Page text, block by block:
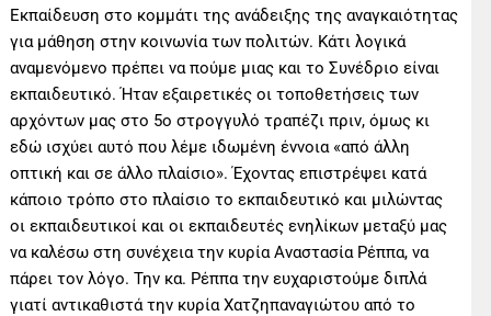
Εκπαίδευση στο κομμάτι της ανάδειξης της αναγκαιότητας
για μάθηση στην κοινωνία των πολιτών. Κάτι λογικά
αναμενόμενο πρέπει να πούμε μιας και το Συνέδριο είναι
εκπαιδευτικό. Ήταν εξαιρετικές οι τοποθετήσεις των
αρχόντων μας στο 5ο στρογγυλό τραπέζι πριν, όμως κι
εδώ ισχύει αυτό που λέμε ιδωμένη έννοια «από άλλη
οπτική και σε άλλο πλαίσιο». Έχοντας επιστρέψει κατά
κάποιο τρόπο στο πλαίσιο το εκπαιδευτικό και μιλώντας
οι εκπαιδευτικοί και οι εκπαιδευτές ενηλίκων μεταξύ μας
να καλέσω στη συνέχεια την κυρία Αναστασία Ρέππα, να
πάρει τον λόγο. Την κα. Ρέππα την ευχαριστούμε διπλά
γιατί αντικαθιστά την κυρία Χατζηπαναγιώτου από το